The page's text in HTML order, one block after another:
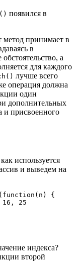
появился в
метод принимает в
в
а
для каждого
лучше всего
операция должна
один
дополнительных
и присвоенного
используется
и выведем на
{
индекса?
второй